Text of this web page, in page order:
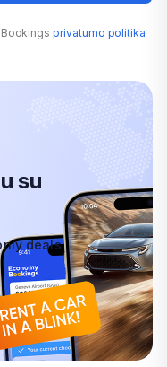
privatumo politika
su
deals